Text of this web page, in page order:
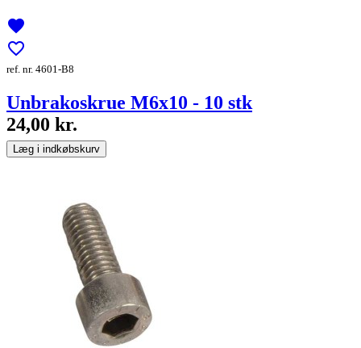
favorite
favorite_border
ref. nr. 4601-B8
Unbrakoskrue M6x10 - 10 stk
24,00 kr.
Læg i indkøbskurv